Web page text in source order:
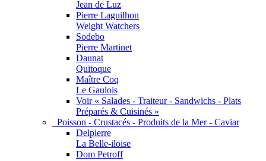
Jean de Luz
Pierre Laguilhon
Weight Watchers
Sodebo
Pierre Martinet
Daunat
Quitoque
Maître Coq
Le Gaulois
Voir « Salades - Traiteur - Sandwichs - Plats
Préparés & Cuisinés »
Poisson - Crustacés - Produits de la Mer - Caviar
Delpierre
La Belle-iloise
Dom Petroff